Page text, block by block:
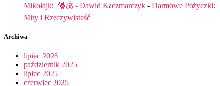
Mikołajki! 🎅💰 - Dawid Kaczmarczyk - Darmowe Pożyczki:
Mity i Rzeczywistość
Archiwa
lipiec 2026
październik 2025
lipiec 2025
czerwiec 2025